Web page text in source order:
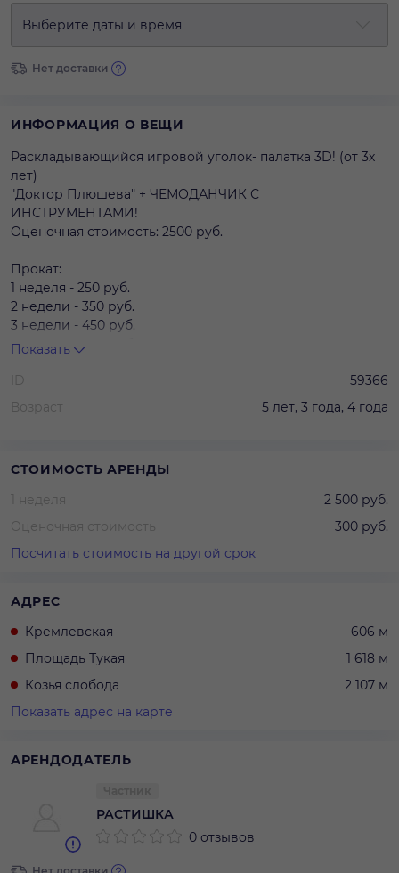
Выберите даты и время
Нет доставки
ИНФОРМАЦИЯ О ВЕЩИ
Раскладывающийся игровой уголок- палатка 3D! (от 3х
лет)
"Доктор Плюшева" + ЧЕМОДАНЧИК С
ИНСТРУМЕНТАМИ!
Оценочная стоимость: 2500 руб.
Прокат:
1 неделя - 250 руб.
2 недели - 350 руб.
3 недели - 450 руб.
4 недели - 500 руб.
Показать
ID
59366
Возраст
5 лет, 3 года, 4 года
СТОИМОСТЬ АРЕНДЫ
1 неделя
2 500 руб.
Оценочная стоимость
300 руб.
Посчитать стоимость на другой срок
АДРЕС
Кремлевская
606 м
Площадь Тукая
1 618 м
Козья слобода
2 107 м
Показать адрес на карте
АРЕНДОДАТЕЛЬ
РАСТИШКА
0 отзывов